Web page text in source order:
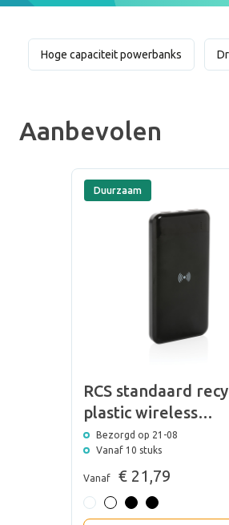
zakenreis, onderweg naar werk of
milieuvriendelijke manier
powerbank van ecologisch bamboe of
voor een groenere
Hoge capaciteit powerbanks
Aanbevolen
Duurzaam
RCS standaard
plastic wireless
powerbank
Bezorgd op 21-08
Vanaf 10 stuks
Vanaf € 21,79